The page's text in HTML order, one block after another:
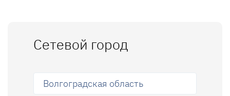
Сетевой город
Волгоградская область